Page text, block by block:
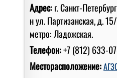
Адрес:г. Санкт-
н ул. Партизанская, д.
метро: Ладожская.
Телефон:+7 (812) 633-
Месторасположение: